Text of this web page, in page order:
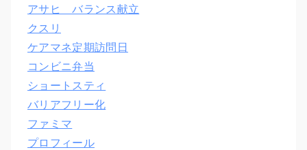
アサヒ バランス献立
クスリ
ケアマネ定期訪問日
コンビニ弁当
ショートスティ
バリアフリー化
ファミマ
プロフィール